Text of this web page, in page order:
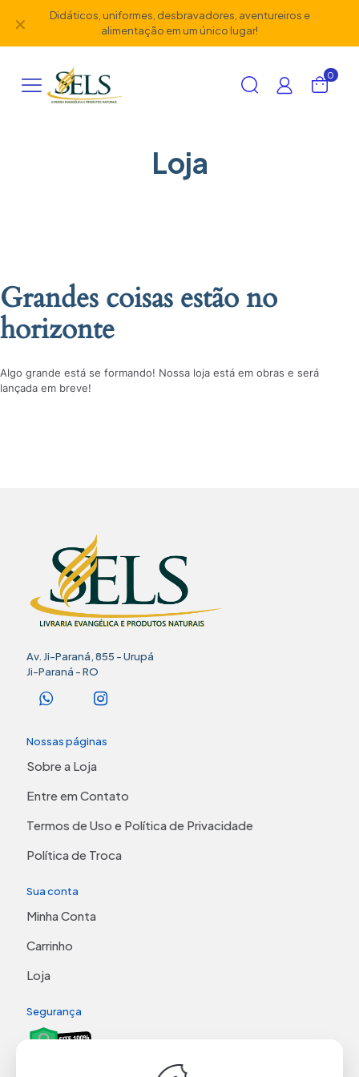
Didáticos, uniformes, desbravadores, aventureiros e
alimentação em um único lugar!
✕
0
Loja
Grandes coisas estão no
horizonte
Algo grande está se formando! Nossa loja está em obras e será
lançada em breve!
Av. Ji-Paraná, 855 - Urupá
Ji-Paraná - RO
Nossas páginas
Sobre a Loja
Entre em Contato
Termos de Uso e Política de Privacidade
Política de Troca
Sua conta
Minha Conta
Carrinho
Loja
Segurança